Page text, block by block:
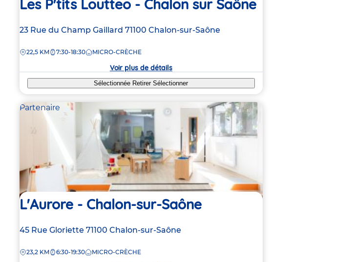
Les P'tits Loutteo - Chalon sur Saône
Adresse
la
23 Rue du Champ Gaillard 71100 Chalon-sur-Saône
DISTANCE
22,5 KM 7:30-18:30 MICRO-CRÈCHE
Voir plus de détails
Sélectionnée RetirerSélectionner
Partenaire
L'Aurore - Chalon-sur-Saône
Adresse
la
45 Rue Gloriette 71100 Chalon-sur-Saône
DISTANCE
23,2 KM 6:30-19:30 MICRO-CRÈCHE